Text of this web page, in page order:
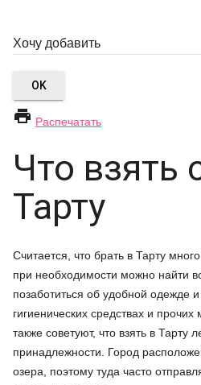
OK
 Распечатать
Что взять
Тарту
Считается, что брать в Тарту
при необходимости можно найти
позаботиться об удобной одежде и
гигиенических средствах и
также советуют, что взять в Тарту
принадлежности. Город
озера, поэтому туда часто